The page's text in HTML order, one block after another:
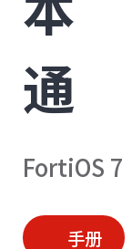
通
FortiOS 7
手册